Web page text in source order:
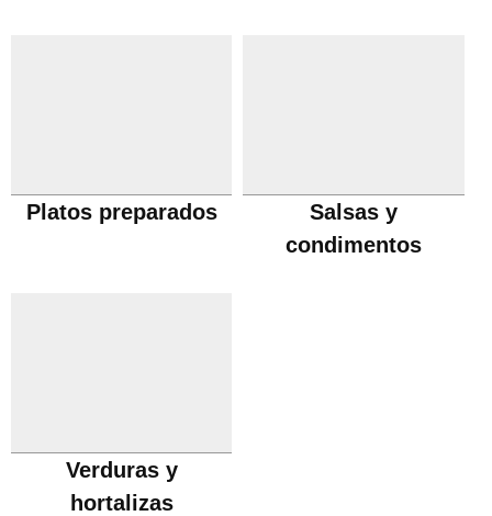
Platos preparados
Salsas y
condimentos
Verduras y
hortalizas